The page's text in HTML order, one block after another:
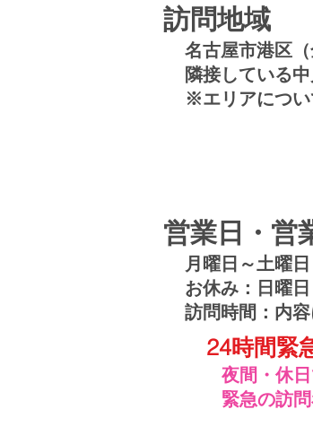
訪問地域
名古屋市港区（
隣接している
※エリアにつ
営業日・営
月曜日～土曜
お休み：日曜
訪問時間：内
24時間​緊
夜間・休
緊急の訪